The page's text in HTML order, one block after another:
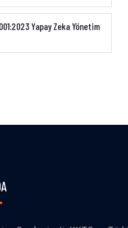
Yapay Zeka Yönetim